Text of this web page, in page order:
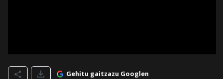
Gehitu gaitzazu Googlen